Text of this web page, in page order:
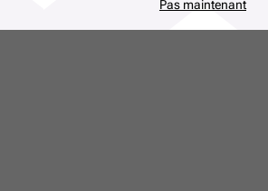
Pas maintenant